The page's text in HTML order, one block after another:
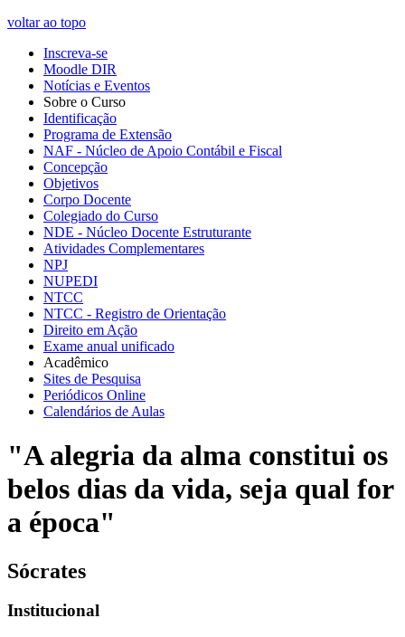
voltar ao topo
Inscreva-se
Moodle DIR
Notícias e Eventos
Sobre o Curso
Identificação
Programa de Extensão
NAF - Núcleo de Apoio Contábil e Fiscal
Concepção
Objetivos
Corpo Docente
Colegiado do Curso
NDE - Núcleo Docente Estruturante
Atividades Complementares
NPJ
NUPEDI
NTCC
NTCC - Registro de Orientação
Direito em Ação
Exame anual unificado
Acadêmico
Sites de Pesquisa
Periódicos Online
Calendários de Aulas
"A alegria da alma constitui os
belos dias da vida, seja qual for
a época"
Sócrates
Institucional